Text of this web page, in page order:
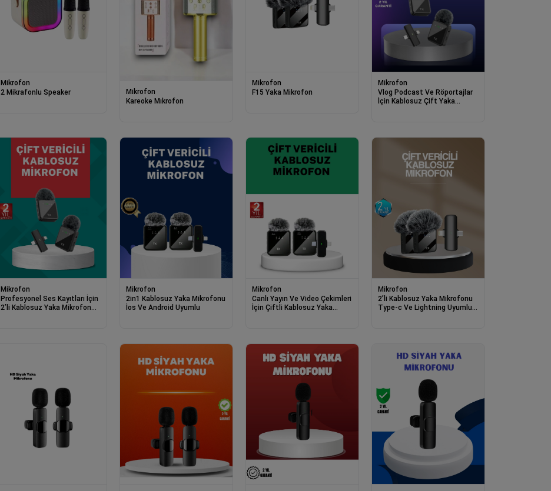
Mikrofon
2 Mikrafonlu Speaker
Mikrofon
Kareoke Mıkrofon
Mikrofon
F15 Yaka Mikrofon
Mikrofon
Vlog Podcast Ve Röportajlar
İçin Kablosuz Çift Yaka
Mikrofon
Profesyonel Ses Kayıtları İçin
2’li Kablosuz Yaka Mikrofon
Mikrofon
2in1 Kablosuz Yaka Mikrofonu
İos Ve Android Uyumlu
Mikrofon
Canlı Yayın Ve Video Çekimleri
İçin Çiftli Kablosuz Yaka
Mikrofon
2’li Kablosuz Yaka Mikrofonu
Type-c Ve Lightning Uyumlu